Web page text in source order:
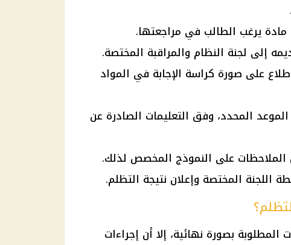
يرغب الطالب في مراجعتها.
إلى لجنة النظام والمراقبة المختصة.
على صورة كراسة الإجابة في المواد
المحدد، وفق التعليمات الصادرة عن
الملاحظات على النموذج المخصص لذلك.
اللجنة المختصة وإعلان نتيجة التظلم.
بصورة نهائية، إلا أن إجراءات